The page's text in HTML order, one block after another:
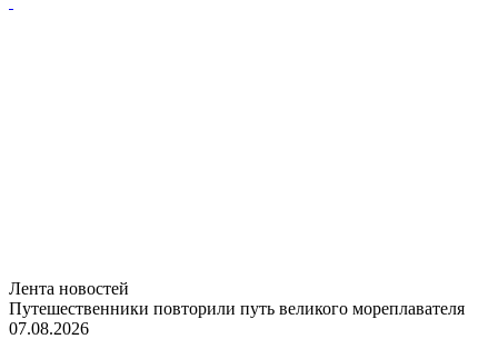
Лента новостей
Путешественники повторили путь великого мореплавателя
07.08.2026